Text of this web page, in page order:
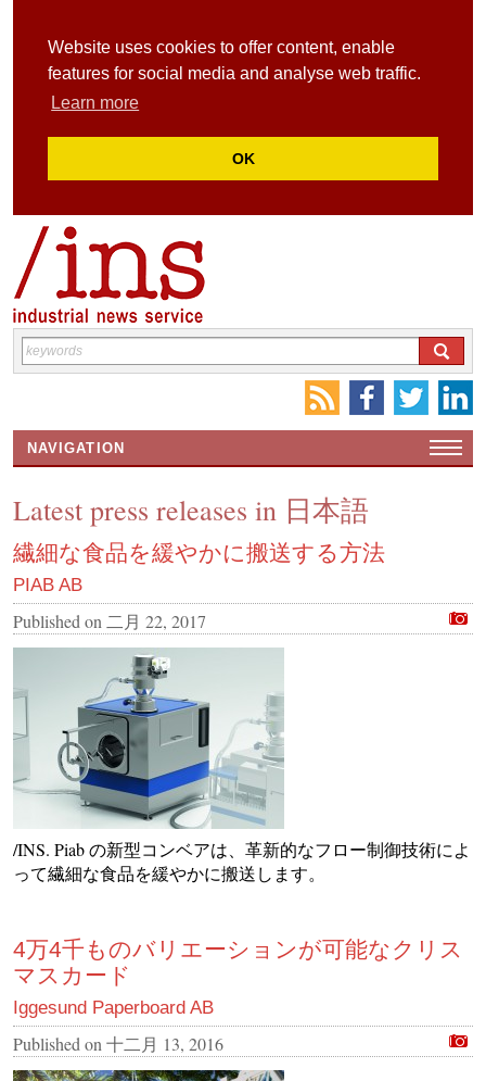
Website uses cookies to offer content, enable
features for social media and analyse web traffic.
Learn more
OK
NAVIGATION
CONTACT US
INS MAIN WEBSITE
ABOUT US
Latest press releases in 日本語
繊細な食品を緩やかに搬送する方法
PIAB AB
Published on 二月 22, 2017
/INS. Piab の新型コンベアは、革新的なフロー制御技術によ
って繊細な食品を緩やかに搬送します。
4万4千ものバリエーションが可能なクリス
マスカード
Iggesund Paperboard AB
Published on 十二月 13, 2016